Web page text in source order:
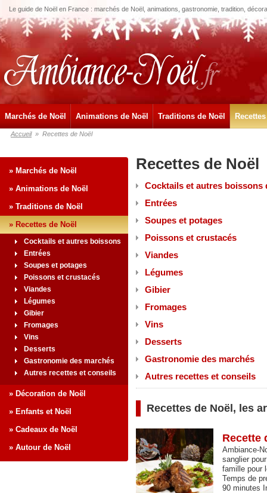
Le guide de Noël en France : marchés de Noël, animations, gastronomie, tradition,
Marchés de Noël Animations de Noël Traditions de Noël
Accueil » Recettes de Noël
» Marchés de Noël
» Animations de Noël
» Traditions de Noël
» Recettes de Noël
Cocktails et autres boissons
de Noël
Entrées
Soupes et potages
Poissons et crustacés
Viandes
Légumes
Gibier
Fromages
Vins
Desserts
Gastronomie des marchés
Autres recettes et conseils
» Décoration de Noël
» Enfants et Noël
» Cadeaux de Noël
» Autour de Noël
Recettes de Noël
Cocktails et autres boissons
Entrées
Soupes et potages
Poissons et crustacés
Viandes
Légumes
Gibier
Fromages
Vins
Desserts
Gastronomie des marchés
Autres recettes et conseils
Recettes de Noël, les
Recette
Ambiance-
sanglier
famille pour
Temps de
90 minutes